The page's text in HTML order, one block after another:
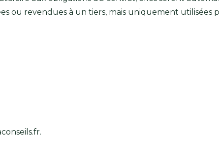
ou revendues à un tiers, mais uniquement utilisées